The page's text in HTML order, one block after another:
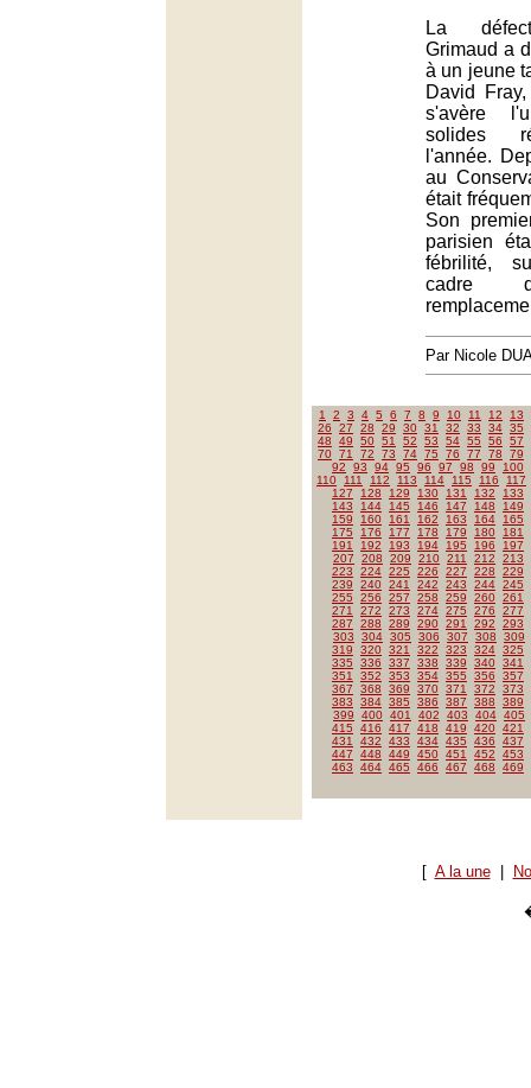
La
Grimaud a
à un jeune
David
s'avère
solides
l'année.
au
était
Son
parisien
fébrilité,
cadre
Par Nicole
1 2 3 4 5 6 7 8 9 10 11 12
13
26
27 28 29 30 31 32 33 34 35
48
49 50 51 52 53 54 55 56
57
70 71 72 73 74 75 76 77 78
79
92
93 94 95 96 97 98 99
100
110
111 112 113 114 115 116
117
127
128 129 130 131 132
133
143
144 145 146 147 148
149
159
160 161 162 163 164
165
175
176 177 178 179 180
181
191
192 193 194 195 196
197
207
208 209 210 211 212
213
223
224 225 226 227 228
229
239
240 241 242 243 244 245
255
256 257 258 259 260 261
271
272 273 274 275 276
277
287
288 289 290 291 292
293
303
304 305 306 307 308
309
319
320 321 322 323 324 325
335
336 337 338 339 340 341
351
352 353 354 355 356
357
367
368 369 370 371 372
373
383
384 385 386 387 388
389
399
400 401 402 403 404 405
415
416 417 418 419 420 421
431
432 433 434 435 436
437
447
448 449 450 451 452
453
463
464 465 466 467 468 469
[ A la une|